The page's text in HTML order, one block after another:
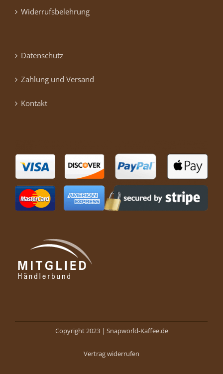
Widerrufsbelehrung
Datenschutz
Zahlung und Versand
Kontakt
Copyright 2023 | Snapworld-Kaffee.de
Vertrag widerrufen